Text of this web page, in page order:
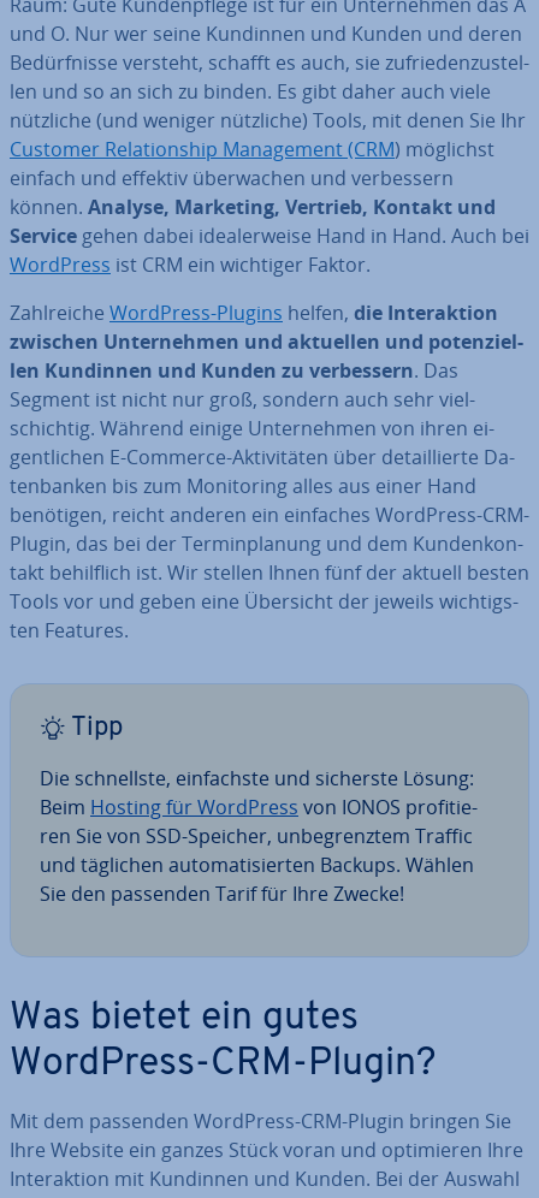
und O. Nur wer seine Kundinnen und Kunden und deren
Be­dürf­nis­se versteht, schafft es auch, sie zu­frie­den­zu­stel­
len und so an sich zu binden. Es gibt daher auch viele
nützliche (und weniger nützliche) Tools, mit denen Sie Ihr
Customer Re­la­ti­onship Ma­nage­ment (CRM) möglichst
einfach und effektiv über­wa­chen und ver­bes­sern
können. Analyse, Marketing, Vertrieb, Kontakt und
Service gehen dabei idea­ler­wei­se Hand in Hand. Auch bei
WordPress ist CRM ein wichtiger Faktor.
Zahl­rei­che WordPress-Plugins helfen, die In­ter­ak­ti­on
zwischen Un­ter­neh­men und aktuellen und po­ten­zi­el­
len Kundinnen und Kunden zu ver­bes­sern. Das
Segment ist nicht nur groß, sondern auch sehr viel­
schich­tig. Während einige Un­ter­neh­men von ihren ei­
gent­li­chen E-Commerce-Ak­ti­vi­tä­ten über de­tail­lier­te Da­
ten­ban­ken bis zum Mo­ni­to­ring alles aus einer Hand
benötigen, reicht anderen ein einfaches WordPress-CRM-
Plugin, das bei der Ter­min­pla­nung und dem Kun­den­kon­
takt be­hilf­lich ist. Wir stellen Ihnen fünf der aktuell besten
Tools vor und geben eine Übersicht der jeweils wich­tigs­
ten Features.
Tipp
Die schnells­te, ein­fachs­te und sicherste Lösung:
Beim Hosting für WordPress von IONOS pro­fi­tie­
ren Sie von SSD-Speicher, un­be­grenz­tem Traffic
und täglichen au­to­ma­ti­sier­ten Backups. Wählen
Sie den passenden Tarif für Ihre Zwecke!
Was bietet ein gutes
WordPress-CRM-Plugin?
Mit dem passenden WordPress-CRM-Plugin bringen Sie
Ihre Website ein ganzes Stück voran und op­ti­mie­ren Ihre
In­ter­ak­ti­on mit Kundinnen und Kunden. Bei der Auswahl